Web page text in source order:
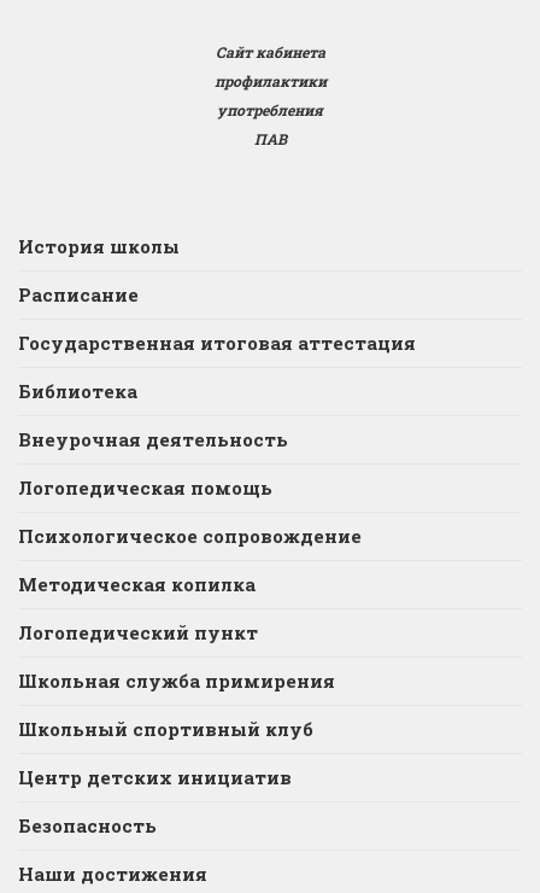
Сайт кабинета
профилактики
употребления
ПАВ
История школы
Расписание
Государственная итоговая аттестация
Библиотека
Внеурочная деятельность
Логопедическая помощь
Психологическое сопровождение
Методическая копилка
Логопедический пункт
Школьная служба примирения
Школьный спортивный клуб
Центр детских инициатив
Безопасность
Наши достижения